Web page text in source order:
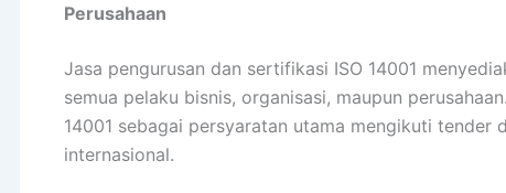
Perusahaan
Jasa pengurusan dan sertifikasi ISO 14001
semua pelaku bisnis, organisasi, maupun
14001 sebagai persyaratan utama mengikuti tender
internasional.